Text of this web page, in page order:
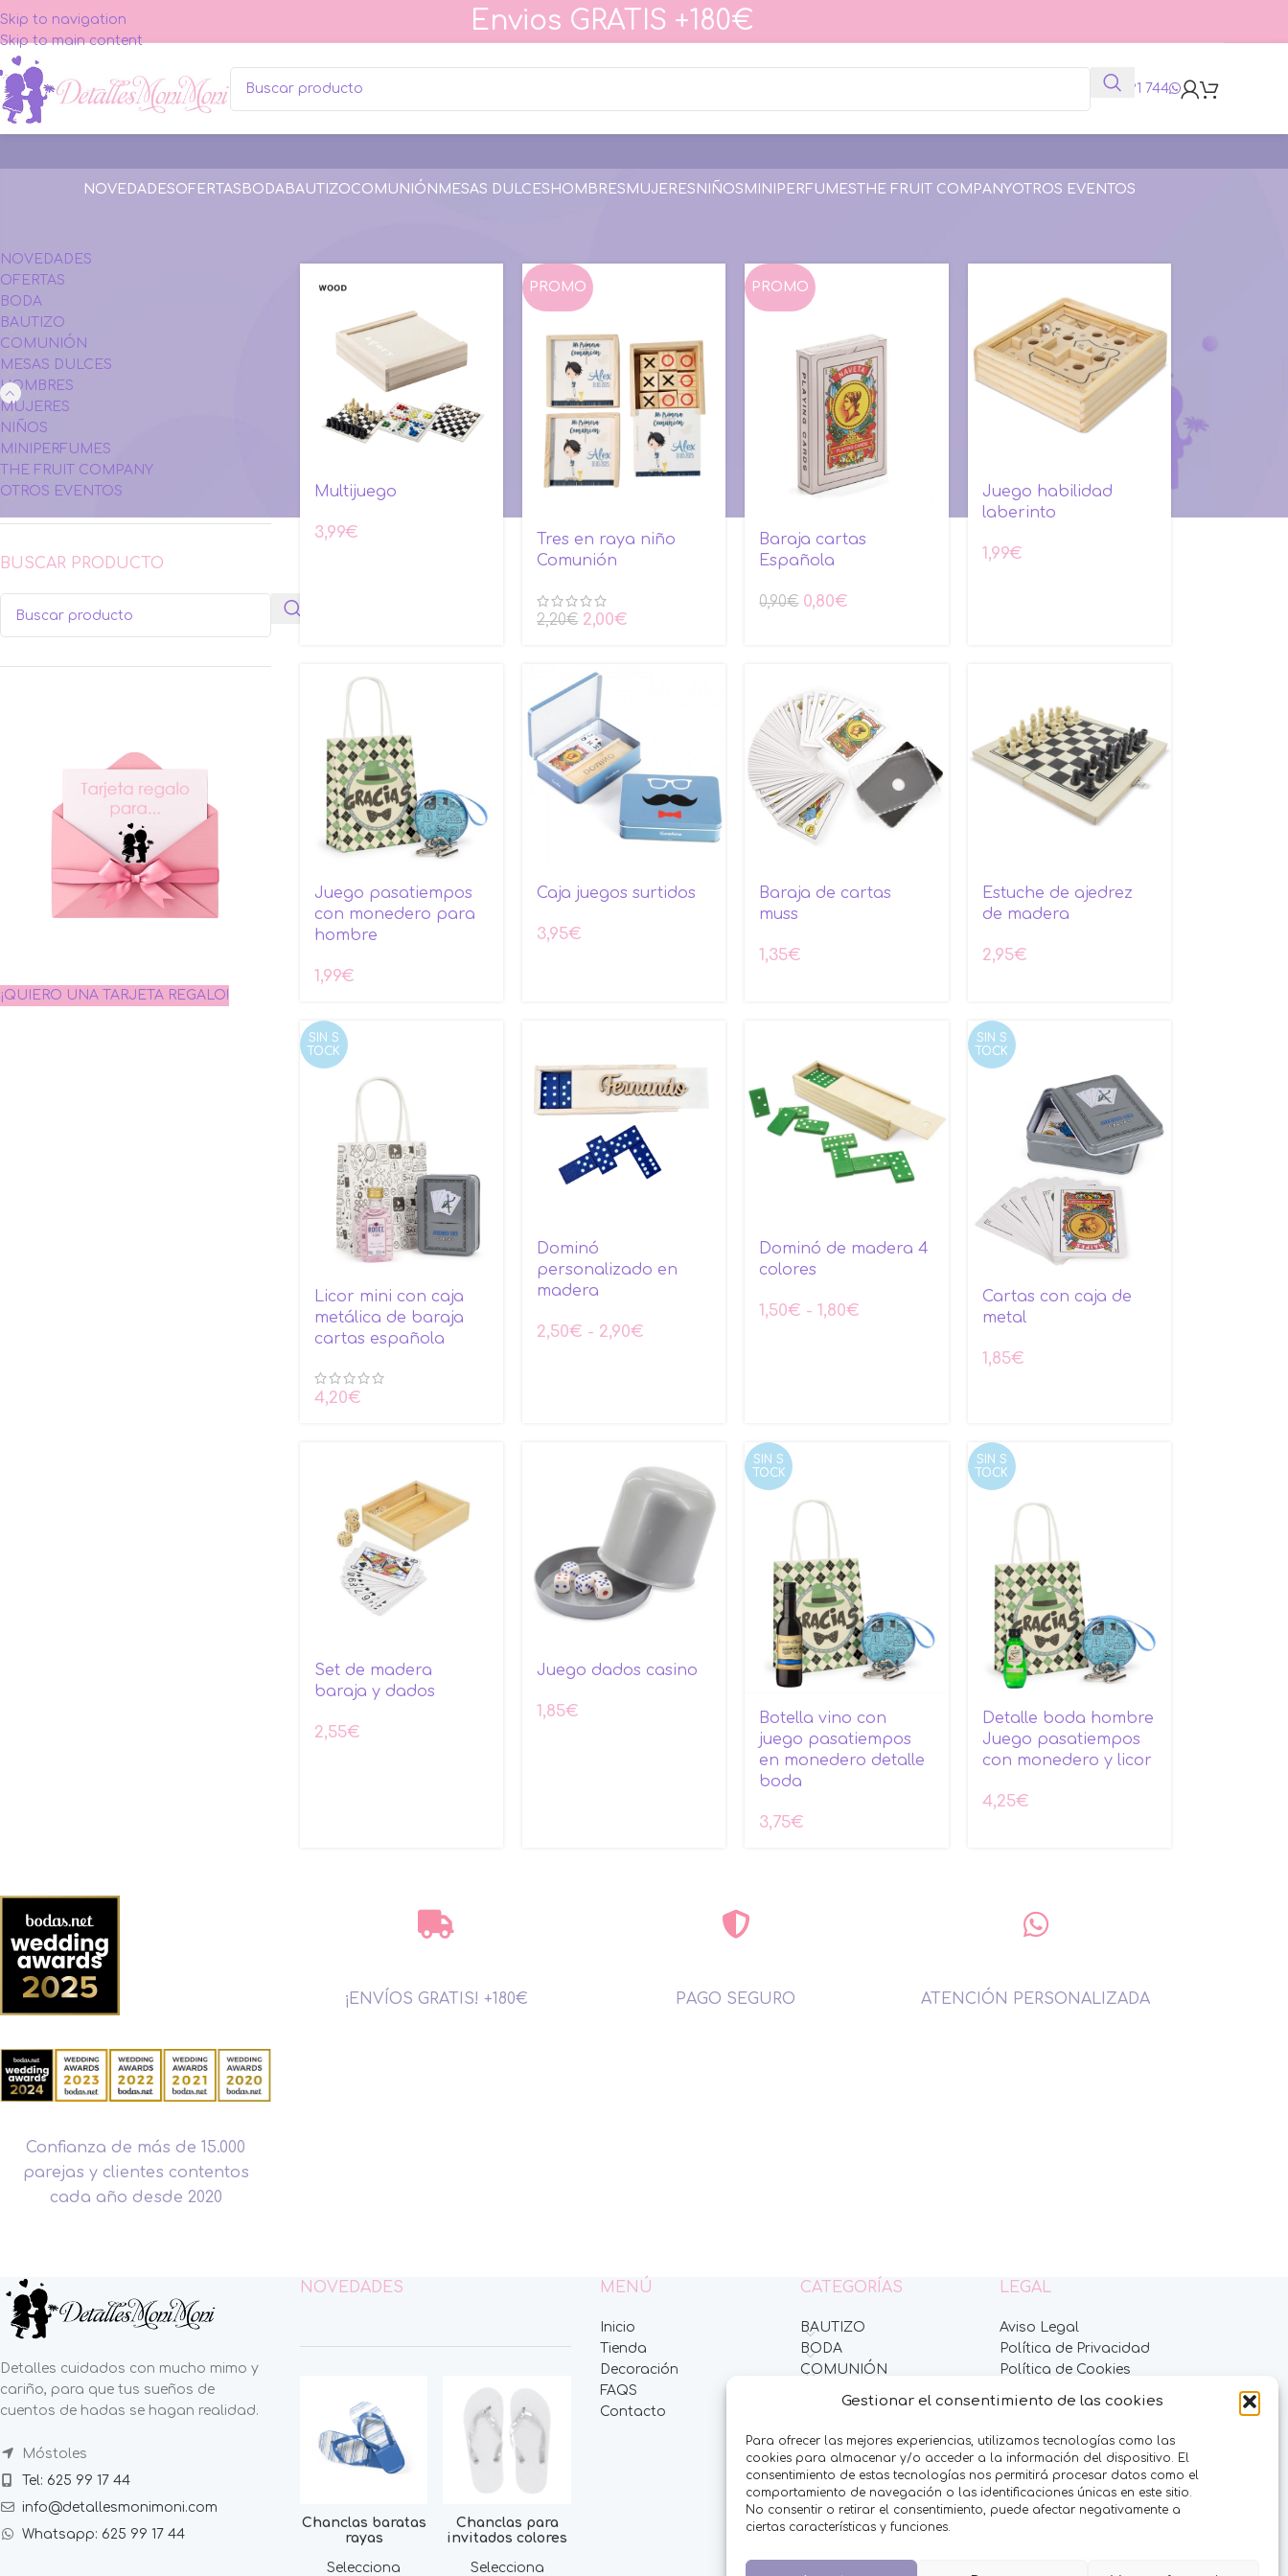
Gestionar el consentimiento de las cookies
Para ofrecer las mejores experiencias, utilizamos tecnologías como las
cookies para almacenar y/o acceder a la información del dispositivo. El
consentimiento de estas tecnologías nos permitirá procesar datos como el
comportamiento de navegación o las identificaciones únicas en este sitio.
No consentir o retirar el consentimiento, puede afectar negativamente a
ciertas características y funciones.
Skip to navigation
Skip to main content
Envios GRATIS +180€
625 991 744
NOVEDADESOFERTAS BODA BAUTIZOCOMUNIÓN MESAS DULCES HOMBRES MUJERES NIÑOS MINIPERFUMESTHE FRUIT COMPANYOTROS EVENTOS
NOVEDADES
OFERTAS
BODA
BAUTIZO
COMUNIÓN
MESAS DULCES
HOMBRES
MUJERES
NIÑOS
MINIPERFUMES
THE FRUIT COMPANY
OTROS EVENTOS
BUSCAR PRODUCTO
¡QUIERO UNA TARJETA REGALO!
Multijuego
3,99€
PROMO
Tres en raya niño
Comunión
2,20€ 2,00€
PROMO
Baraja cartas
Española
0,90€ 0,80€
Juego habilidad
laberinto
1,99€
Juego pasatiempos
con monedero para
hombre
1,99€
Caja juegos surtidos
3,95€
Baraja de cartas
muss
1,35€
Estuche de ajedrez
de madera
2,95€
SIN S
TOCK
Licor mini con caja
metálica de baraja
cartas española
4,20€
Dominó
personalizado en
madera
2,50€ - 2,90€
Dominó de madera 4
colores
1,50€ - 1,80€
SIN S
TOCK
Cartas con caja de
metal
1,85€
Set de madera
baraja y dados
2,55€
Juego dados casino
1,85€
SIN S
TOCK
Botella vino con
juego pasatiempos
en monedero detalle
boda
3,75€
SIN S
TOCK
Detalle boda hombre
Juego pasatiempos
con monedero y licor
4,25€
Confianza de más de 15.000
parejas y clientes contentos
cada año desde 2020
¡ENVÍOS GRATIS! +180€ PAGO SEGURO ATENCIÓN PERSONALIZADA
Detalles cuidados con mucho mimo y
cariño, para que tus sueños de
cuentos de hadas se hagan realidad.
Móstoles
Tel: 625 99 17 44
info@detallesmonimoni.com
Whatsapp: 625 99 17 44
NOVEDADES
Chanclas baratas
rayas
Selecciona
Chanclas para
invitados colores
Selecciona
MENÚ
Inicio
Tienda
Decoración
FAQS
Contacto
CATEGORÍAS
BAUTIZO
BODA
COMUNIÓN
MINIPERFUMES
MUJERES
NIÑOS
NOVEDADES
OFERTAS
OTROS EVENTOS
THE FRUIT COMPANY
LEGAL
Aviso Legal
Política de Privacidad
Política de Cookies